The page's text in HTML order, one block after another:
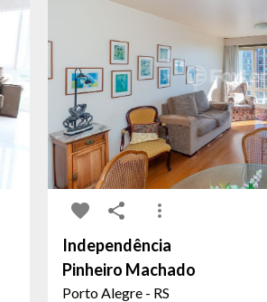
Independência
Pinheiro Machado
Porto Alegre - RS